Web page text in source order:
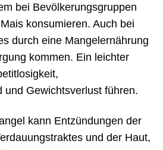
bei Bevölkerungsgruppen
konsumieren. Auch bei
durch eine Mangelernährung
kommen. Ein leichter
und Gewichtsverlust führen.
kann Entzündungen der
und der Haut,